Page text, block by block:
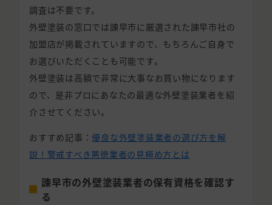
調査は不要です。
外壁塗装の窓口では諫早市に厳選された諫早市社の
加盟店が掲載されていますので、もちろんご自身で
お選びいただくことも可能です。
外壁塗装は高額で非常に大事なお買い物になります
ので、是非プロにあなたの最適な外壁塗装業者を紹
介させてください。
おすすめ記事：優良な外壁塗装業者の選び方を解
説！警戒すべき悪徳業者の見極め方とは
諫早市の外壁塗装業者の保有資格を確認す
る